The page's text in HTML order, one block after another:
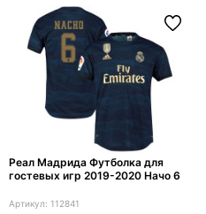
Реал Мадрида Футболка для
гостевых игр 2019-2020 Начо 6
112841